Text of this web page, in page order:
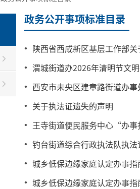
政务公开事项标准目录
陕西省西咸新区基层工作部
渭城街道办2026年清明节文
西安市未央区建章路街道办
关于执法证遗失的声明
王寺街道便民服务中心“办
钓台街道综合行政执法队执
城乡低保边缘家庭认定办事指
城乡低保边缘家庭认定办事指